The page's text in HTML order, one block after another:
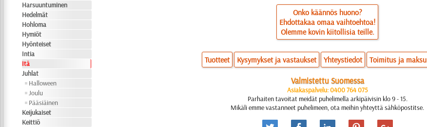
Harsuuntuminen
Hedelmät
Hohloma
Hymiöt
Hyönteiset
Intia
Itä
Juhlat
Halloween
Joulu
Pääsiäinen
Keijukaiset
Keittiö
Onko käännös huono?
Ehdottakaa omaa vaihtoehtoa!
Olemme kovin kiitollisia teille.
Tuotteet Kysymykset ja vastaukset Yhteystiedot Toimitus ja maksu
Valmistettu Suomessa
Asiakaspalvelu: 0400 764 075
Parhaiten tavoitat meidät puhelimella arkipäivisin klo 9 - 15.
Mikäli emme vastanneet puhelimeen, ota meihin yhteyttä sähköpostitse.